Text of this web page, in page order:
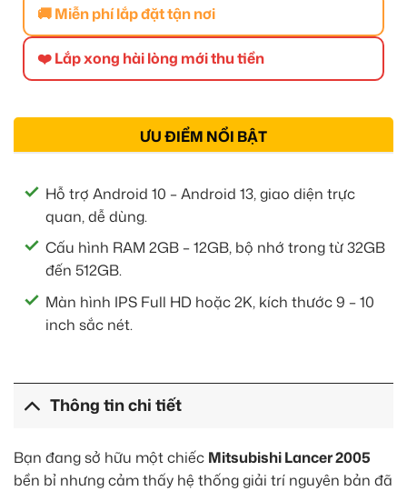
🚚 Miễn phí lắp đặt tận nơi
❤️ Lắp xong hài lòng mới thu tiền
ƯU ĐIỂM NỔI BẬT
Hỗ trợ Android 10 – Android 13, giao diện trực
quan, dễ dùng.
Cấu hình RAM 2GB – 12GB, bộ nhớ trong từ 32GB
đến 512GB.
Màn hình IPS Full HD hoặc 2K, kích thước 9 – 10
inch sắc nét.
Thông tin chi tiết
Bạn đang sở hữu một chiếc Mitsubishi Lancer 2005
bền bỉ nhưng cảm thấy hệ thống giải trí nguyên bản đã